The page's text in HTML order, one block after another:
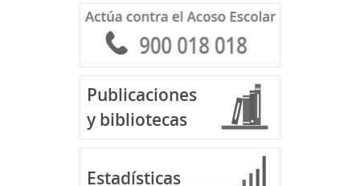
Publicaciones
y bibliotecas
Estadísticas